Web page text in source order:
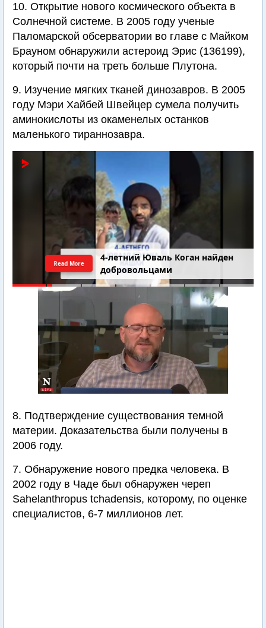
10. Открытие нового космического объекта в
Солнечной системе. В 2005 году ученые
Паломарской обсерватории во главе с Майком
Брауном обнаружили астероид Эрис (136199),
который почти на треть больше Плутона.
9. Изучение мягких тканей динозавров. В 2005
году Мэри Хайбей Швейцер сумела получить
аминокислоты из окаменелых останков
маленького тираннозавра.
4-летний Юваль Коган найден
добровольцами
Read More
8. Подтверждение существования темной
материи. Доказательства были получены в
2006 году.
7. Обнаружение нового предка человека. В
2002 году в Чаде был обнаружен череп
Sahelanthropus tchadensis, которому, по оценке
специалистов, 6-7 миллионов лет.